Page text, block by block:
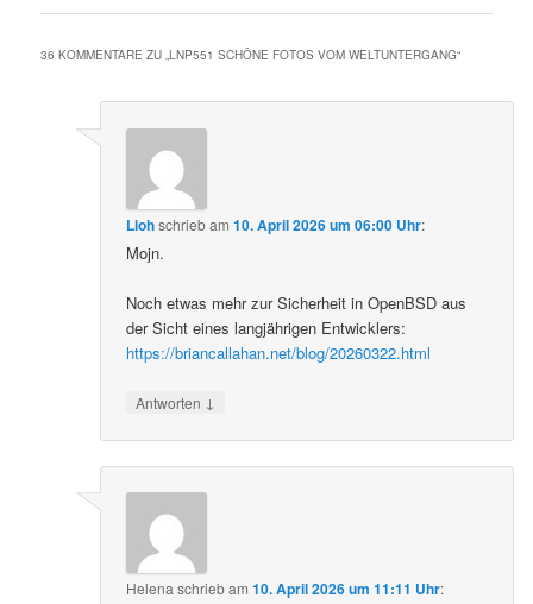
36 KOMMENTARE ZU „LNP551 SCHÖNE FOTOS VOM WELTUNTERGANG“
Liohschriebam10. April 2026 um 06:00 Uhr:
Mojn.
Noch etwas mehr zur Sicherheit in OpenBSD aus
der Sicht eines langjährigen Entwicklers:
https://briancallahan.net/blog/20260322.html
Antworten ↓
Helena schriebam10. April 2026 um 11:11 Uhr: